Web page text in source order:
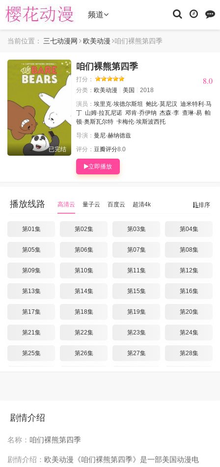
频道
当前位置： 三七动漫网 欧美动漫 咱们裸熊第四季
已完结
咱们裸熊第四季
打分： 8.0
分类： 欧美动漫 美国
2018
演员： 埃里克·埃德尔斯坦 鲍比·莫尼汉 迪米特利·马
丁 山姆·拉瓦尼诺 邓肯·乔伊纳 杰森·李 查琳·易 帕
顿·奥斯瓦尔特 卡梅伦·埃斯波西托
导演： 曼尼·赫纳德兹
评分： 豆瓣评分8.0
立即播放
排序
播放线路 高清云 量子云 百度云 超清4k
第01集 第02集 第03集 第04集
第05集 第06集 第07集 第08集
第09集 第10集 第11集 第12集
第13集 第14集 第15集 第16集
第17集 第18集 第19集 第20集
第21集 第22集 第23集 第24集
第25集 第26集 第27集 第28集
第37集
第41集 第42集
剧情介绍
名称： 咱们裸熊第四季
剧情介绍： 欧美动漫《咱们裸熊第四季》是一部美国动漫电